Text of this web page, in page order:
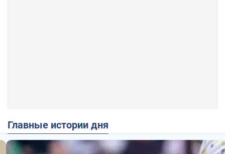
Главные истории дня